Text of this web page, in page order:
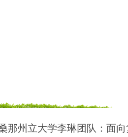
那州立大学李琳团队：面